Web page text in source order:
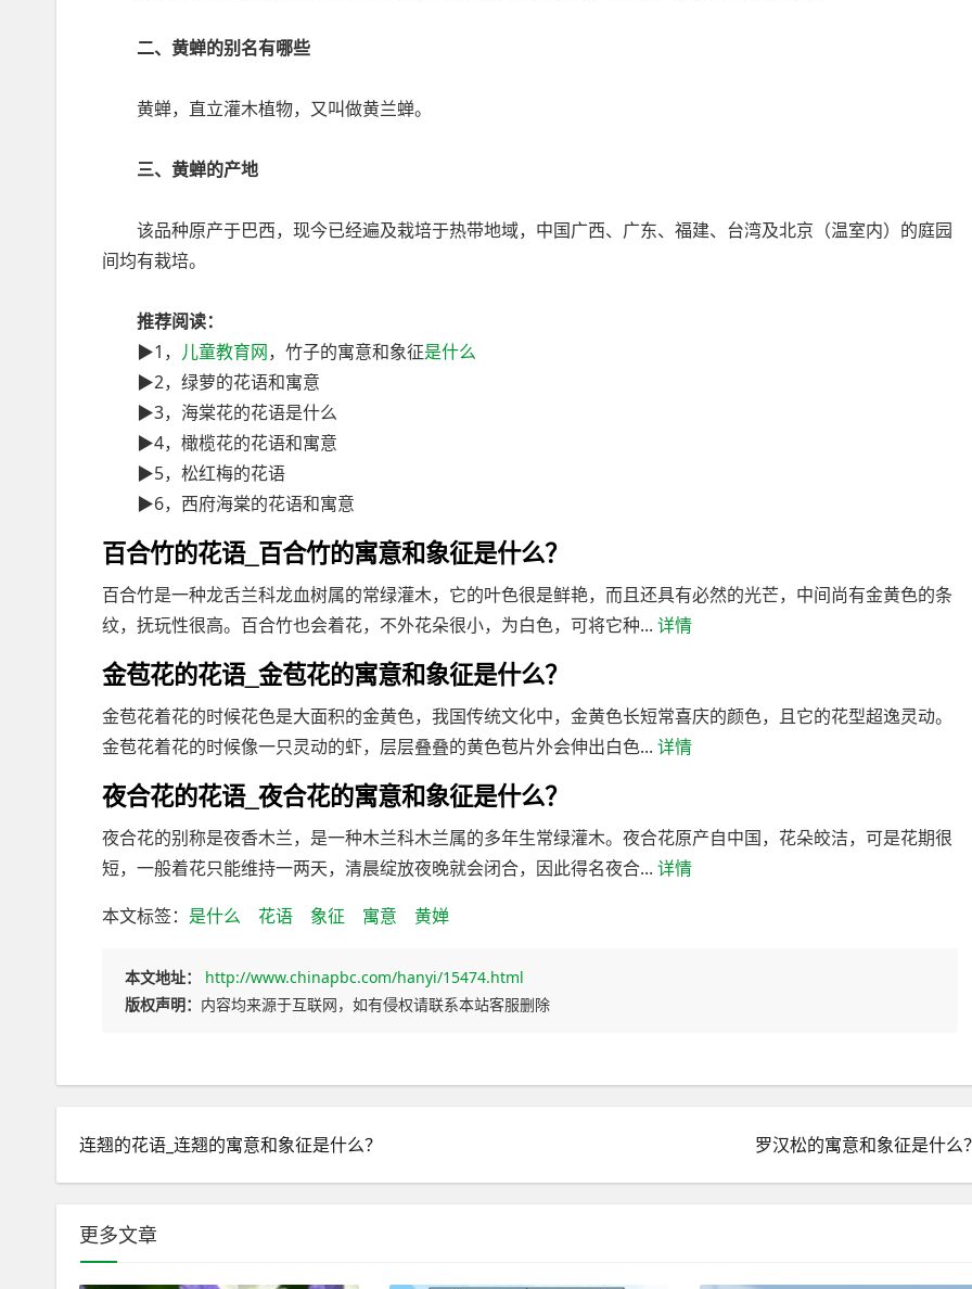
二、黄蝉的别名有哪些
黄蝉，直立灌木植物，又叫做黄兰蝉。
三、黄蝉的产地
该品种原产于巴西，现今已经遍及栽培于热带地域，中国广西、广东、福建、台湾及北京（温室内）的庭园
间均有栽培。
推荐阅读：
▶1， 儿童教育网，竹子的寓意和象征是什么
▶2，绿萝的花语和寓意
▶3，海棠花的花语是什么
▶4，橄榄花的花语和寓意
▶5，松红梅的花语
▶6，西府海棠的花语和寓意
百合竹的花语_百合竹的寓意和象征是什么？
百合竹是一种龙舌兰科龙血树属的常绿灌木，它的叶色很是鲜艳，而且还具有必然的光芒，中间尚有金黄色的条
纹，抚玩性很高。百合竹也会着花，不外花朵很小，为白色，可将它种... 详情
金苞花的花语_金苞花的寓意和象征是什么？
金苞花着花的时候花色是大面积的金黄色，我国传统文化中，金黄色长短常喜庆的颜色，且它的花型超逸灵动。
金苞花着花的时候像一只灵动的虾，层层叠叠的黄色苞片外会伸出白色... 详情
夜合花的花语_夜合花的寓意和象征是什么？
夜合花的别称是夜香木兰，是一种木兰科木兰属的多年生常绿灌木。夜合花原产自中国，花朵皎洁，可是花期很
短，一般着花只能维持一两天，清晨绽放夜晚就会闭合，因此得名夜合... 详情
本文标签： 是什么 花语 象征 寓意 黄婵
本文地址：
http://www.chinapbc.com/hanyi/15474.html
版权声明： 内容均来源于互联网，如有侵权请联系本站客服删除
连翘的花语_连翘的寓意和象征是什么？ 罗汉松的寓意和象征是什么
更多文章